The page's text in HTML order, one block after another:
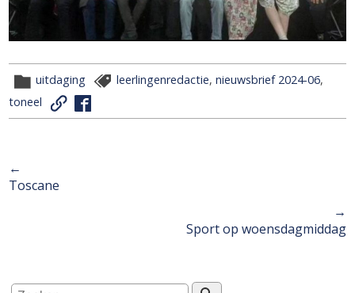
uitdaging leerlingenredactie, nieuwsbrief 2024-06,
toneel
Berichtnavigatie
←
Toscane
→
Sport op woensdagmiddag